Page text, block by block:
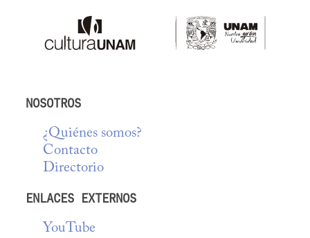
NOSOTROS
¿Quiénes somos?
Contacto
Directorio
ENLACES EXTERNOS
YouTube